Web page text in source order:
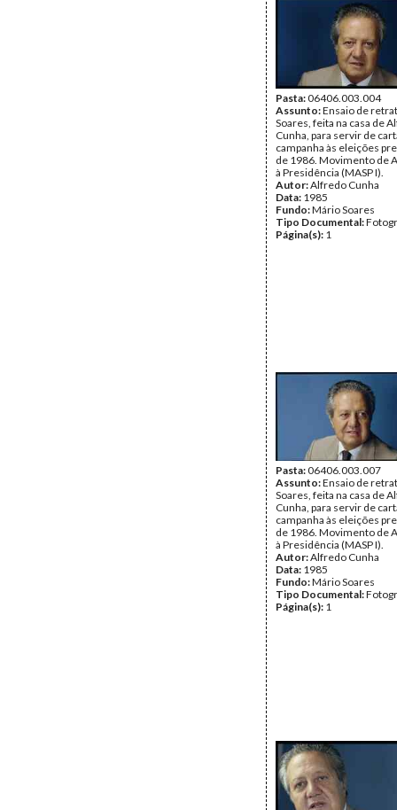
Pasta:06406.003.004
Assunto:Ensaio de
Soares, feita na casa de
Cunha, para servir de
campanha às eleições
de 1986. Movimento de
à Presidência (MASP I).
Autor:Alfredo Cunha
Data: 1985
Fundo:Mário Soares
Tipo Documental:
Página(s): 1
Pasta:06406.003.007
Assunto:Ensaio de
Soares, feita na casa de
Cunha, para servir de
campanha às eleições
de 1986. Movimento de
à Presidência (MASP I).
Autor:Alfredo Cunha
Data: 1985
Fundo:Mário Soares
Tipo Documental:
Página(s): 1